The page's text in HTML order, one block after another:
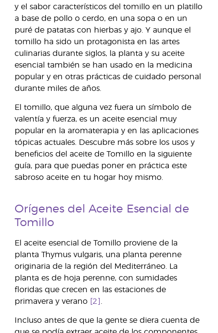
y el sabor característicos del tomillo en un platillo
a base de pollo o cerdo, en una sopa o en un
puré de patatas con hierbas y ajo. Y aunque el
tomillo ha sido un protagonista en las artes
culinarias durante siglos, la planta y su aceite
esencial también se han usado en la medicina
popular y en otras prácticas de cuidado personal
durante miles de años.
El tomillo, que alguna vez fuera un símbolo de
valentía y fuerza, es un aceite esencial muy
popular en la aromaterapia y en las aplicaciones
tópicas actuales. Descubre más sobre los usos y
beneficios del aceite de Tomillo en la siguiente
guía, para que puedas poner en práctica este
sabroso aceite en tu hogar hoy mismo.
Orígenes del Aceite Esencial de
Tomillo
El aceite esencial de Tomillo proviene de la
planta Thymus vulgaris, una planta perenne
originaria de la región del Mediterráneo. La
planta es de hoja perenne, con sumidades
floridas que crecen en las estaciones de
primavera y verano
[2] .
Incluso antes de que la gente se diera cuenta de